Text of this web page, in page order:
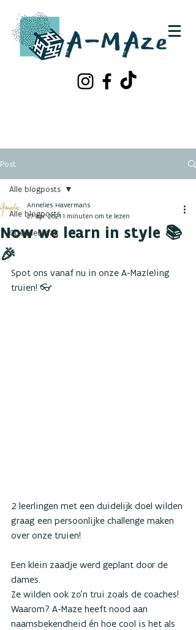
Post
Alle blogposts
Opendeurdag
Alle blogposts
Now we learn in style 📚
🎉
Annelies Havermans
27 apr 2021 1 minuten om te lezen
Spot ons vanaf nu in onze A-Maz(e)ing
truien! 👓
2 leerlingen met een duidelijk doel wilden
graag een persoonlijke challenge maken
over onze truien!
Een klein zaadje werd geplant door de
dames.
Ze wilden ook zo’n trui zoals de coaches!
Waarom? A-Maze heeft nood aan
naamsbekendheid én hoe cool is het als